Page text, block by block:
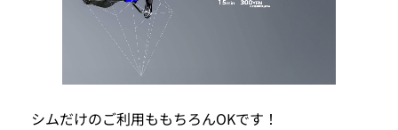
シムだけのご利用ももちろんOKです！